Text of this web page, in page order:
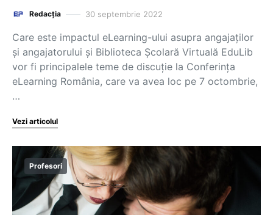
Redacția 30 septembrie 2022
Care este impactul eLearning-ului asupra angajaților
și angajatorului și Biblioteca Școlară Virtuală EduLib
vor fi principalele teme de discuție la Conferința
eLearning România, care va avea loc pe 7 octombrie,
…
Vezi articolul
Profesori